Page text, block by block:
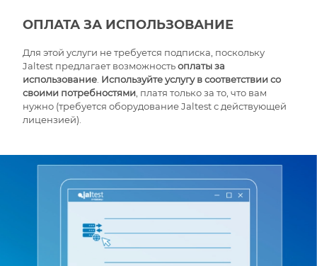
ОПЛАТА ЗА ИСПОЛЬЗОВАНИЕ
Для этой услуги не требуется подписка, поскольку
Jaltest предлагает возможностьоплаты за
использование Используйте услугу в соответствии со
своими потребностями , платя только за то, что вам
нужно (требуется оборудование Jaltest с действующей
лицензией).